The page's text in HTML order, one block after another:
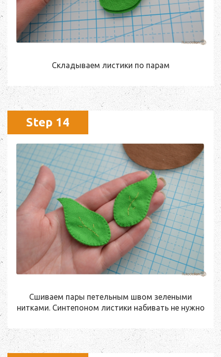
Складываем листики по парам
Step 14
Сшиваем пары петельным швом зелеными
нитками. Синтепоном листики набивать не нужно